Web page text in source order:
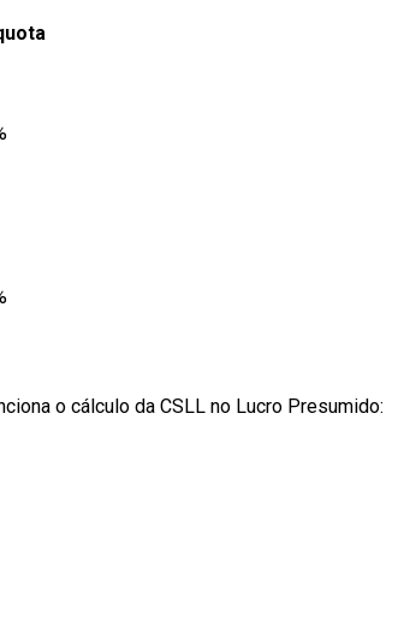
o cálculo da CSLL no Lucro Presumido: